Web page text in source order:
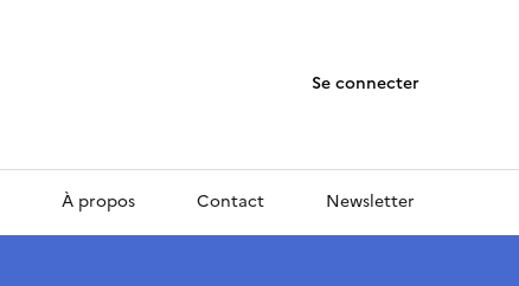
Se connecter
À propos Contact Newsletter